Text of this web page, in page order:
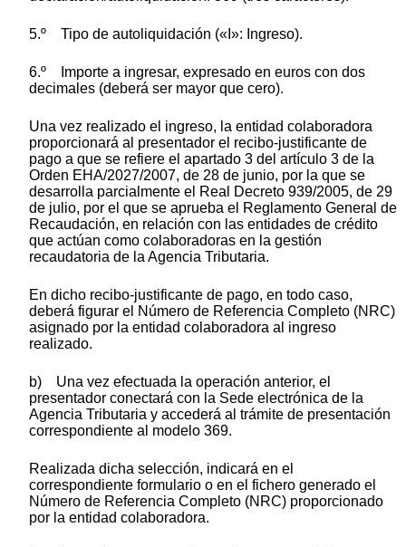
5.º Tipo de autoliquidación («I»: Ingreso).
6.º Importe a ingresar, expresado en euros con dos
decimales (deberá ser mayor que cero).
Una vez realizado el ingreso, la entidad colaboradora
proporcionará al presentador el recibo-justificante de
pago a que se refiere el apartado 3 del artículo 3 de la
Orden EHA/2027/2007, de 28 de junio, por la que se
desarrolla parcialmente el Real Decreto 939/2005, de 29
de julio, por el que se aprueba el Reglamento General de
Recaudación, en relación con las entidades de crédito
que actúan como colaboradoras en la gestión
recaudatoria de la Agencia Tributaria.
En dicho recibo-justificante de pago, en todo caso,
deberá figurar el Número de Referencia Completo (NRC)
asignado por la entidad colaboradora al ingreso
realizado.
b) Una vez efectuada la operación anterior, el
presentador conectará con la Sede electrónica de la
Agencia Tributaria y accederá al trámite de presentación
correspondiente al modelo 369.
Realizada dicha selección, indicará en el
correspondiente formulario o en el fichero generado el
Número de Referencia Completo (NRC) proporcionado
por la entidad colaboradora.